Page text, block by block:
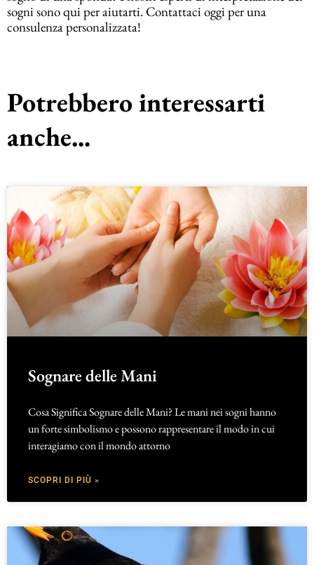
sogni sono qui per aiutarti. Contattaci oggi per una
consulenza personalizzata!
Potrebbero interessarti
anche...
Sognare delle Mani
Cosa Significa Sognare delle Mani? Le mani nei sogni hanno
un forte simbolismo e possono rappresentare il modo in cui
interagiamo con il mondo attorno
SCOPRI DI PIÙ »